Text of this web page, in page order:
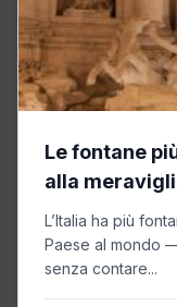
Le fontane
alla
L’Italia ha più
Paese al mondo
senza contare...